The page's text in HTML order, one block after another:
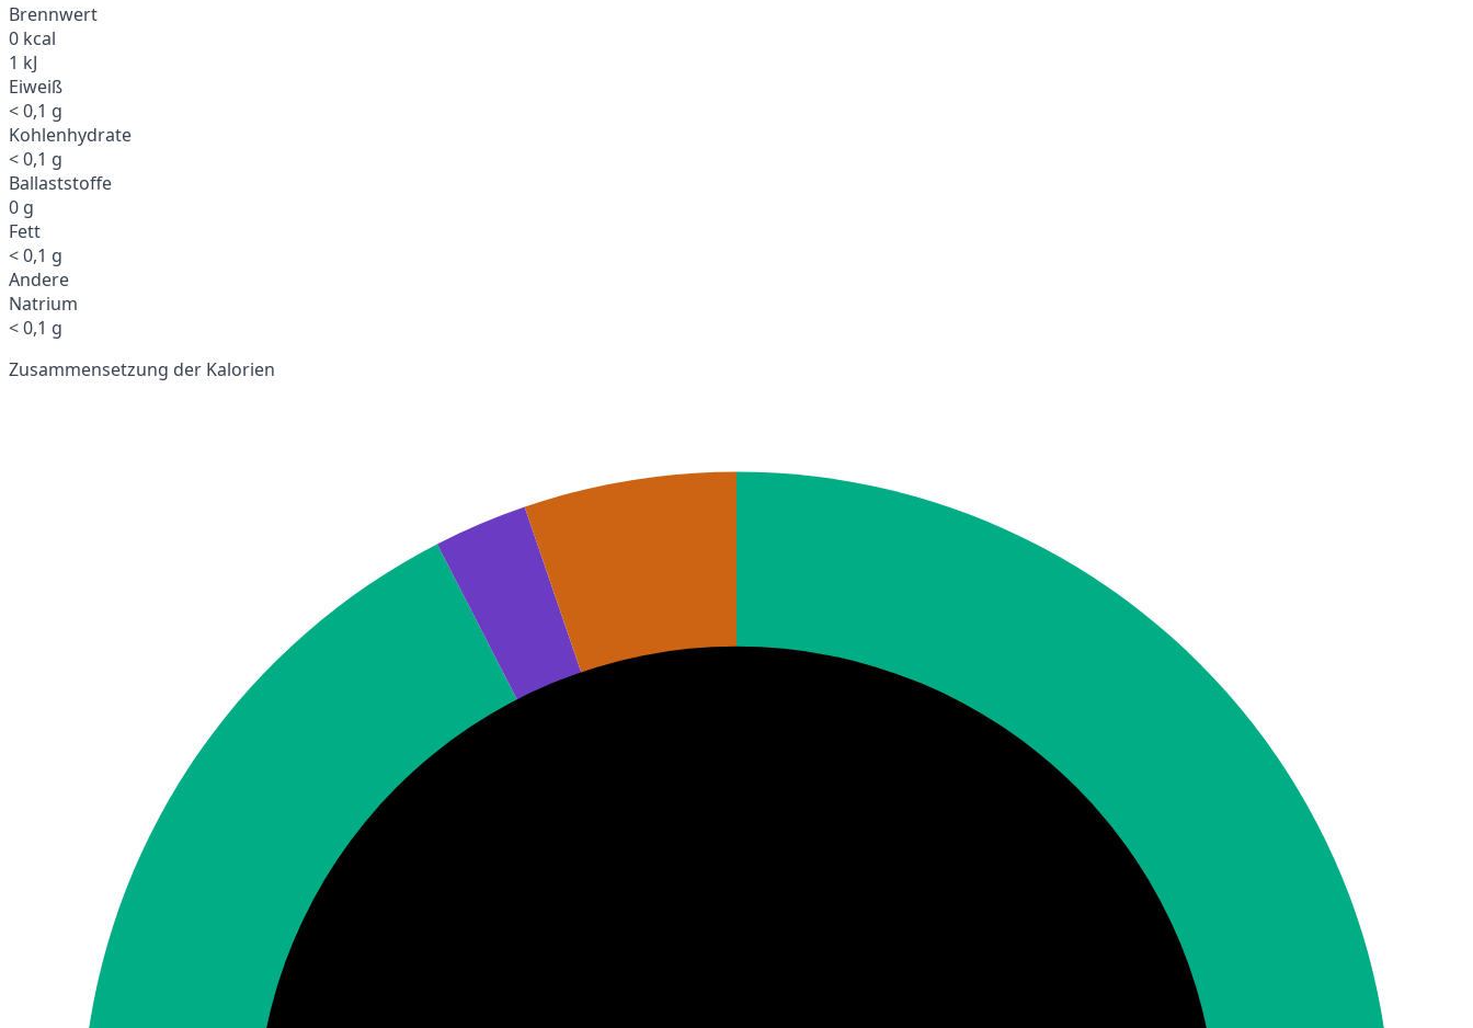
Brennwert
0 kcal
1 kJ
Eiweiß
< 0,1 g
Kohlenhydrate
< 0,1 g
Ballaststoffe
0 g
Fett
< 0,1 g
Andere
Natrium
< 0,1 g
Zusammensetzung der Kalorien